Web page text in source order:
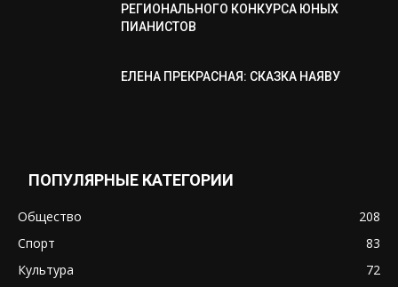
РЕГИОНАЛЬНОГО КОНКУРСА ЮНЫХ
ПИАНИСТОВ
ЕЛЕНА ПРЕКРАСНАЯ: СКАЗКА НАЯВУ
ПОПУЛЯРНЫЕ КАТЕГОРИИ
Общество
208
Спорт
83
Культура
72